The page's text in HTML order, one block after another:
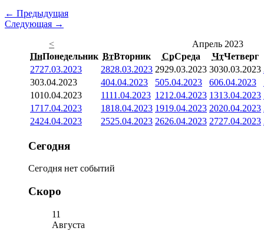
← Предыдущая
Следующая →
<
Апрель 2023
ПнПонедельник ВтВторник СрСреда ЧтЧетверг
2727.03.2023 2828.03.2023 2929.03.2023 3030.03.2023
303.04.2023 404.04.2023 505.04.2023 606.04.2023
1010.04.2023 1111.04.2023 1212.04.2023 1313.04.2023
1717.04.2023 1818.04.2023 1919.04.2023 2020.04.2023
2424.04.2023 2525.04.2023 2626.04.2023 2727.04.2023
Сегодня
Сегодня нет событий
Скоро
11
Августа